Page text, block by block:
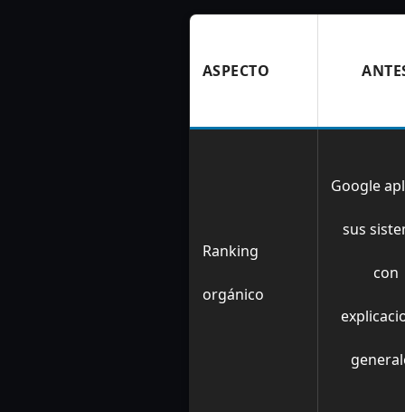
ASPECTO
Ranking
orgánico
Google
sus
con